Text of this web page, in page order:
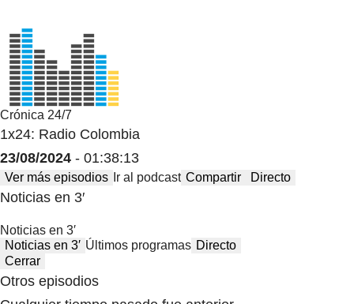
Crónica 24/7
1x24: Radio Colombia
23/08/2024 - 01:38:13
Ver más episodios Ir al podcast Compartir Directo
Noticias en 3′
Noticias en 3′
Noticias en 3′ Últimos programas Directo
Cerrar
Otros episodios